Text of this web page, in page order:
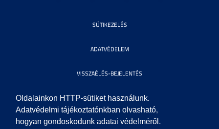
Oldalainkon HTTP-sütiket használunk.
Adatvédelmi tájékoztatónkban olvasható,
hogyan gondoskodunk adatai védelméről.
SÜTIKEZELÉS
ADATVÉDELEM
VISSZAÉLÉS-BEJELENTÉS
KÖZÉRDEKŰ ADATOK
IMPRESSZUM